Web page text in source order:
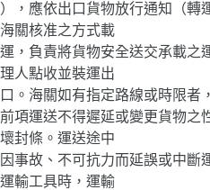
），應依出口貨物放行通知（轉
海關核准之方式載
運，負責將貨物安全送交承載之
理人點收並裝運出
口。海關如有指定路線或時限者
前項運送不得遲延或變更貨物之
壞封條。運送途中
因事故、不可抗力而延誤或中斷
運輸工具時，運輸